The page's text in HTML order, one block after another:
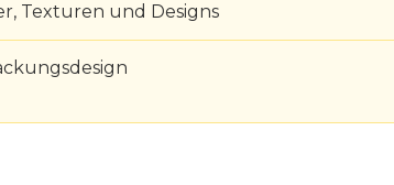
Texturen und Designs